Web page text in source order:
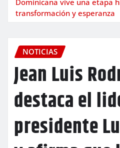
transformación y esperanza
NOTICIAS
Jean Luis
destaca el
presidente